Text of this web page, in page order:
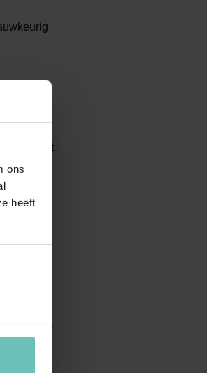
ons
heeft
vanuit
oog